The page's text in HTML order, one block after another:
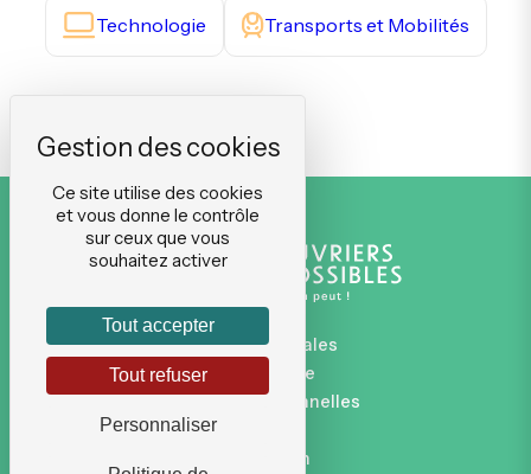
Technologie Transports et Mobilités
Mentions légales
Plan du site
Données personnelles
Connexion
Ce site utilise des cookies
et vous donne le contrôle
sur ceux que vous
souhaitez activer
Tout accepter
Tout refuser
Personnaliser